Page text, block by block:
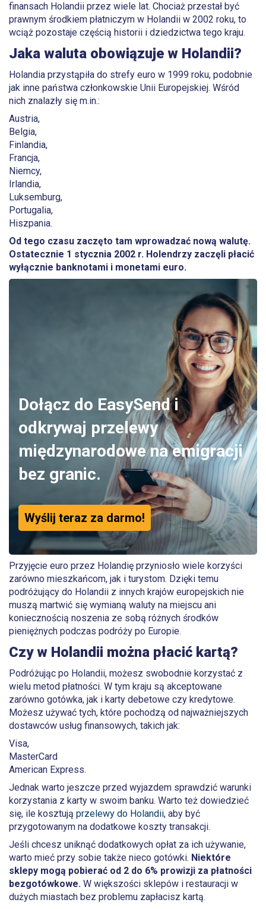
finansach Holandii przez wiele lat. Chociaż przestał być
prawnym środkiem płatniczym w Holandii w 2002 roku, to
wciąż pozostaje częścią historii i dziedzictwa tego kraju.
Jaka waluta obowiązuje w Holandii?
Holandia przystąpiła do strefy euro w 1999 roku, podobnie
jak inne państwa członkowskie Unii Europejskiej. Wśród
nich znalazły się m.in.:
Austria,
Belgia,
Finlandia,
Francja,
Niemcy,
Irlandia,
Luksemburg,
Portugalia,
Hiszpania.
Od tego czasu zaczęto tam wprowadzać nową walutę.
Ostatecznie 1 stycznia 2002 r. Holendrzy zaczęli płacić
wyłącznie banknotami i monetami euro.
Dołącz do EasySend i
odkrywaj przelewy
międzynarodowe na emigracji
bez granic.
Wyślij teraz za darmo!
Przyjęcie euro przez Holandię przyniosło wiele korzyści
zarówno mieszkańcom, jak i turystom. Dzięki temu
podróżujący do Holandii z innych krajów europejskich nie
muszą martwić się wymianą waluty na miejscu ani
koniecznością noszenia ze sobą różnych środków
pieniężnych podczas podróży po Europie.
Czy w Holandii można płacić kartą?
Podróżując po Holandii, możesz swobodnie korzystać z
wielu metod płatności. W tym kraju są akceptowane
zarówno gotówka, jak i karty debetowe czy kredytowe.
Możesz używać tych, które pochodzą od najważniejszych
dostawców usług finansowych, takich jak:
Visa,
MasterCard
American Express.
Jednak warto jeszcze przed wyjazdem sprawdzić warunki
korzystania z karty w swoim banku. Warto też dowiedzieć
się, ile kosztują przelewy do Holandii, aby być
przygotowanym na dodatkowe koszty transakcji.
Jeśli chcesz uniknąć dodatkowych opłat za ich używanie,
warto mieć przy sobie także nieco gotówki. Niektóre
sklepy mogą pobierać od 2 do 6% prowizji za płatności
bezgotówkowe. W większości sklepów i restauracji w
dużych miastach bez problemu zapłacisz kartą.